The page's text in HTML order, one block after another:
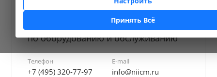
Заместитель генерального директора
по оборудованию и обслуживанию
Телефон
+7 (495) 320-77-97
E-mail
info@niicm.ru
Принять Всё